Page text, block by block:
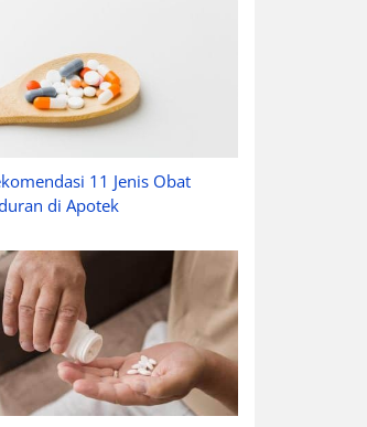
11 Jenis Obat
di Apotek